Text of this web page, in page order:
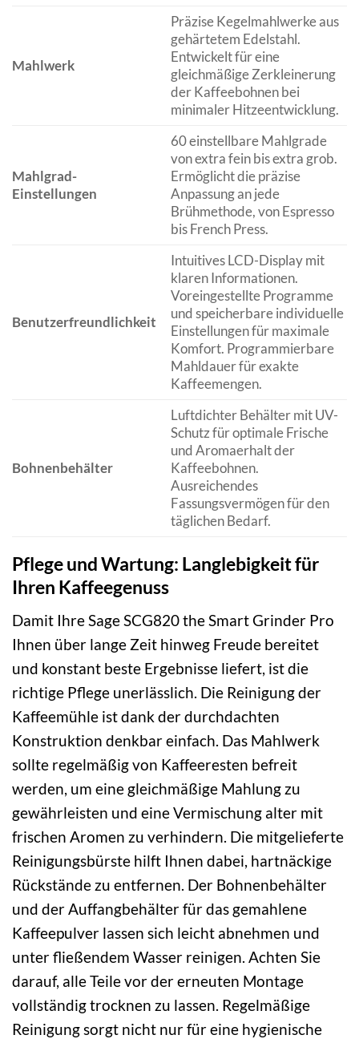
Mahlwerk
Präzise Kegelmahlwerke aus
gehärtetem Edelstahl.
Entwickelt für eine
gleichmäßige Zerkleinerung
der Kaffeebohnen bei
minimaler Hitzeentwicklung.
Mahlgrad-
Einstellungen
60 einstellbare Mahlgrade
von extra fein bis extra grob.
Ermöglicht die präzise
Anpassung an jede
Brühmethode, von Espresso
bis French Press.
Benutzerfreundlichkeit
Intuitives LCD-Display mit
klaren Informationen.
Voreingestellte Programme
und speicherbare individuelle
Einstellungen für maximale
Komfort. Programmierbare
Mahldauer für exakte
Kaffeemengen.
Bohnenbehälter
Luftdichter Behälter mit UV-
Schutz für optimale Frische
und Aromaerhalt der
Kaffeebohnen.
Ausreichendes
Fassungsvermögen für den
täglichen Bedarf.
Pflege und Wartung: Langlebigkeit für
Ihren Kaffeegenuss
Damit Ihre Sage SCG820 the Smart Grinder Pro
Ihnen über lange Zeit hinweg Freude bereitet
und konstant beste Ergebnisse liefert, ist die
richtige Pflege unerlässlich. Die Reinigung der
Kaffeemühle ist dank der durchdachten
Konstruktion denkbar einfach. Das Mahlwerk
sollte regelmäßig von Kaffeeresten befreit
werden, um eine gleichmäßige Mahlung zu
gewährleisten und eine Vermischung alter mit
frischen Aromen zu verhindern. Die mitgelieferte
Reinigungsbürste hilft Ihnen dabei, hartnäckige
Rückstände zu entfernen. Der Bohnenbehälter
und der Auffangbehälter für das gemahlene
Kaffeepulver lassen sich leicht abnehmen und
unter fließendem Wasser reinigen. Achten Sie
darauf, alle Teile vor der erneuten Montage
vollständig trocknen zu lassen. Regelmäßige
Reinigung sorgt nicht nur für eine hygienische